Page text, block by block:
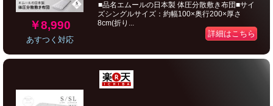
￥8,990
あすつく対応
■品名エムールの日本製 体圧分散敷き布団■サイ
ズシングルサイズ：約幅100×奥行200×厚さ
8cm(折り...
詳細はこちら